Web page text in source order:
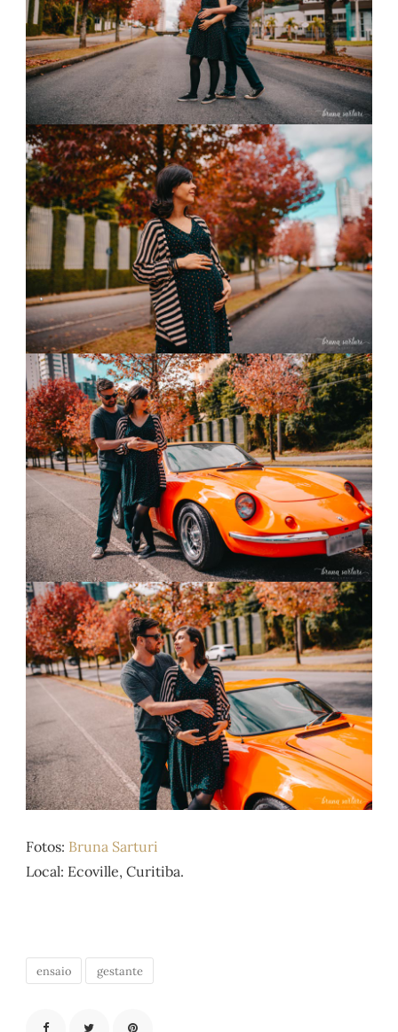
Fotos: Bruna Sarturi
Local: Ecoville, Curitiba.
ensaio gestante